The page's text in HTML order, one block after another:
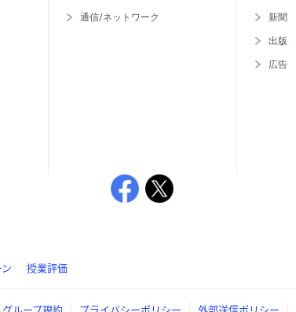
通信/ネットワーク 新聞
出版
広告
授業評価